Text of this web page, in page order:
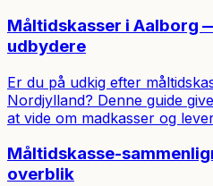
Måltidskasser i Aalborg
udbydere
Er du på udkig efter
Nordjylland? Denne guide
at vide om madkasser og
Måltidskasse-
overblik